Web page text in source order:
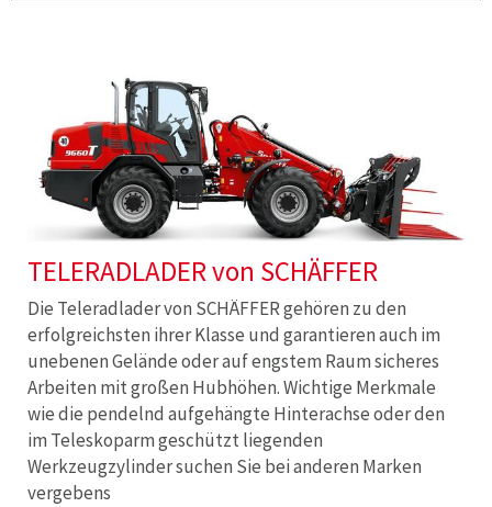
TELERADLADER von SCHÄFFER
Die Teleradlader von SCHÄFFER gehören zu den
erfolgreichsten ihrer Klasse und garantieren auch im
unebenen Gelände oder auf engstem Raum sicheres
Arbeiten mit großen Hubhöhen. Wichtige Merkmale
wie die pendelnd aufgehängte Hinterachse oder den
im Teleskoparm geschützt liegenden
Werkzeugzylinder suchen Sie bei anderen Marken
vergebens